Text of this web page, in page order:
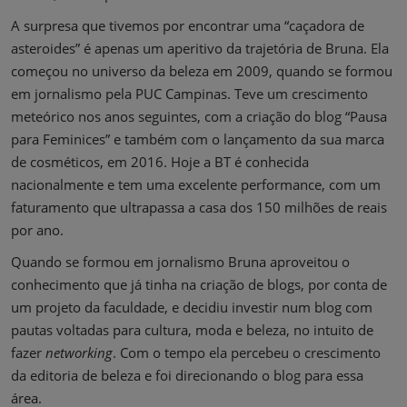
A surpresa que tivemos por encontrar uma “caçadora de
asteroides” é apenas um aperitivo da trajetória de Bruna. Ela
começou no universo da beleza em 2009, quando se formou
em jornalismo pela PUC Campinas. Teve um crescimento
meteórico nos anos seguintes, com a criação do blog “Pausa
para Feminices” e também com o lançamento da sua marca
de cosméticos, em 2016. Hoje a BT é conhecida
nacionalmente e tem uma excelente performance, com um
faturamento que ultrapassa a casa dos 150 milhões de reais
por ano.
Quando se formou em jornalismo Bruna aproveitou o
conhecimento que já tinha na criação de blogs, por conta de
um projeto da faculdade, e decidiu investir num blog com
pautas voltadas para cultura, moda e beleza, no intuito de
fazer networking. Com o tempo ela percebeu o crescimento
da editoria de beleza e foi direcionando o blog para essa
área.